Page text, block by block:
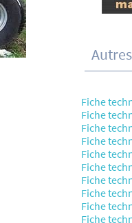
Fiche
Fiche
Fiche
Fiche
Fiche
Fiche
Fiche
Fiche
Fiche
Fiche